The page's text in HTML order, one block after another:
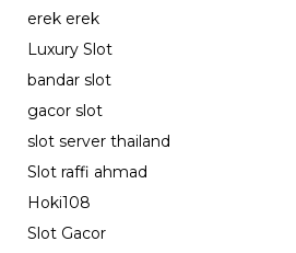
erek erek
Luxury Slot
bandar slot
gacor slot
slot server thailand
Slot raffi ahmad
Hoki108
Slot Gacor